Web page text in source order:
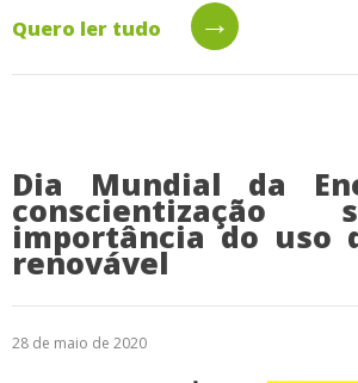
Quero ler tudo →
Dia Mundial da
importância do uso
renovável
28 de maio de 2020